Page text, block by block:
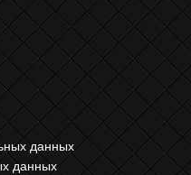
данных
данных